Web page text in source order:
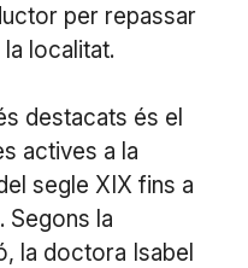
per repassar
localitat.
destacats és el
actives a la
segle XIX fins a
Segons la
la doctora Isabel